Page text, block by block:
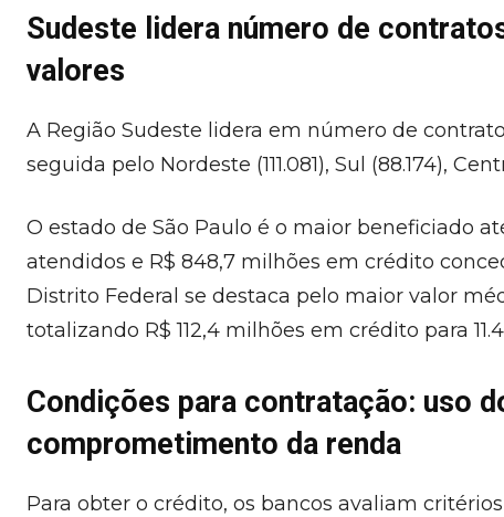
Sudeste lidera número de
valores
A Região Sudeste lidera em número de
seguida pelo Nordeste (111.081), Sul (88.174),
O estado de São Paulo é o maior beneficiado
atendidos e R$ 848,7 milhões em crédito
Distrito Federal se destaca pelo maior valor
totalizando R$ 112,4 milhões em crédito para
Condições para contratação: uso
comprometimento da renda
Para obter o crédito, os bancos avaliam